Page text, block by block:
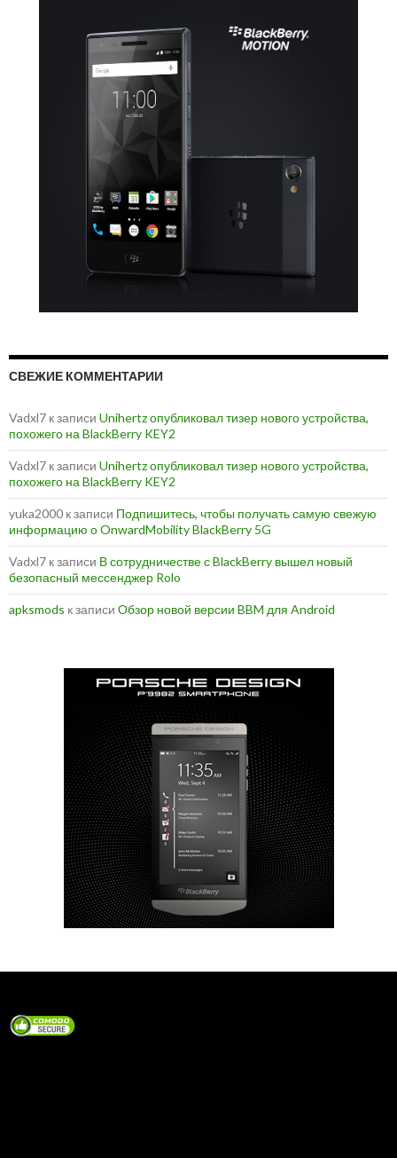
СВЕЖИЕ КОММЕНТАРИИ
Vadxl7 к записи Unihertz опубликовал тизер нового устройства,
похожего на BlackBerry KEY2
Vadxl7 к записи Unihertz опубликовал тизер нового устройства,
похожего на BlackBerry KEY2
yuka2000 к записи Подпишитесь, чтобы получать самую свежую
информацию о OnwardMobility BlackBerry 5G
Vadxl7 к записи В сотрудничестве с BlackBerry вышел новый
безопасный мессенджер Rolo
apksmods к записи Обзор новой версии BBM для Android